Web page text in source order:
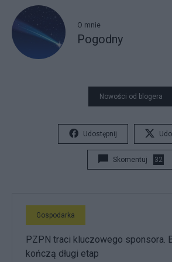
O mnie
Pogodny
Nowości od blogera
Udostępnij
Skomentuj 32
Gospodarka
PZPN traci kluczowego sponsora.
kończą długi etap